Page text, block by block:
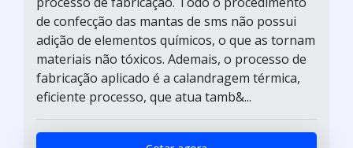
de confecção das mantas de sms não possui
adição de elementos químicos, o que as tornam
materiais não tóxicos. Ademais, o processo de
fabricação aplicado é a calandragem térmica,
eficiente processo, que atua tamb&...